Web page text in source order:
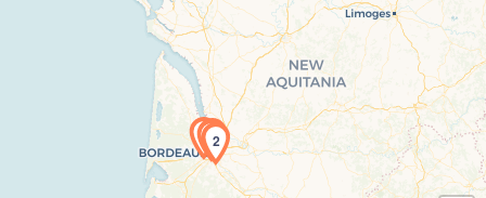
Chargement de la carte en cours...
12
3